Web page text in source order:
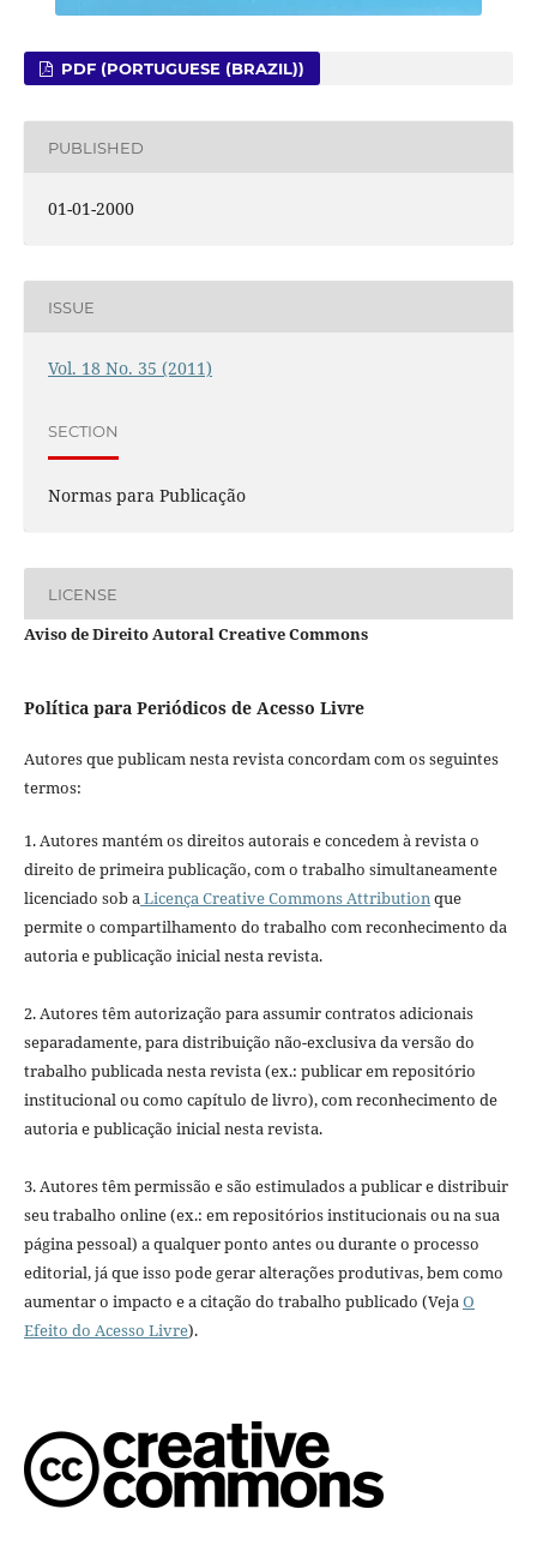
PDF (PORTUGUESE (BRAZIL))
PUBLISHED
01-01-2000
ISSUE
Vol. 18 No. 35 (2011)
SECTION
Normas para Publicação
LICENSE
Aviso de Direito Autoral Creative Commons
Política para Periódicos de Acesso Livre
Autores que publicam nesta revista concordam com os seguintes
termos:
1. Autores mantém os direitos autorais e concedem à revista o
direito de primeira publicação, com o trabalho simultaneamente
licenciado sob aLicença Creative Commons Attributionque
permite o compartilhamento do trabalho com reconhecimento da
autoria e publicação inicial nesta revista.
2. Autores têm autorização para assumir contratos adicionais
separadamente, para distribuição não-exclusiva da versão do
trabalho publicada nesta revista (ex.: publicar em repositório
institucional ou como capítulo de livro), com reconhecimento de
autoria e publicação inicial nesta revista.
3. Autores têm permissão e são estimulados a publicar e distribuir
seu trabalho online (ex.: em repositórios institucionais ou na sua
página pessoal) a qualquer ponto antes ou durante o processo
editorial, já que isso pode gerar alterações produtivas, bem como
aumentar o impacto e a citação do trabalho publicado (VejaO
Efeito do Acesso Livre).